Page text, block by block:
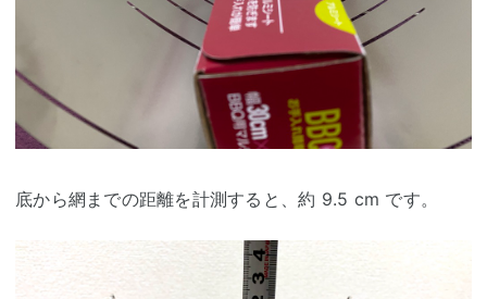
底から網までの距離を計測すると、約 9.5 cm です。